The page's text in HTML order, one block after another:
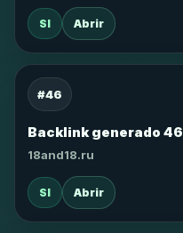
SI Abrir
#46
Backlink generado 46
18and18.ru
SI Abrir